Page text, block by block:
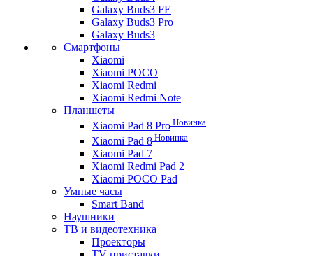
Galaxy Buds3 FE
Galaxy Buds3 Pro
Galaxy Buds3
Смартфоны
Xiaomi
Xiaomi POCO
Xiaomi Redmi
Xiaomi Redmi Note
Планшеты
Xiaomi Pad 8 Pro Новинка
Xiaomi Pad 8 Новинка
Xiaomi Pad 7
Xiaomi Redmi Pad 2
Xiaomi POCO Pad
Умные часы
Smart Band
Наушники
ТВ и видеотехника
Проекторы